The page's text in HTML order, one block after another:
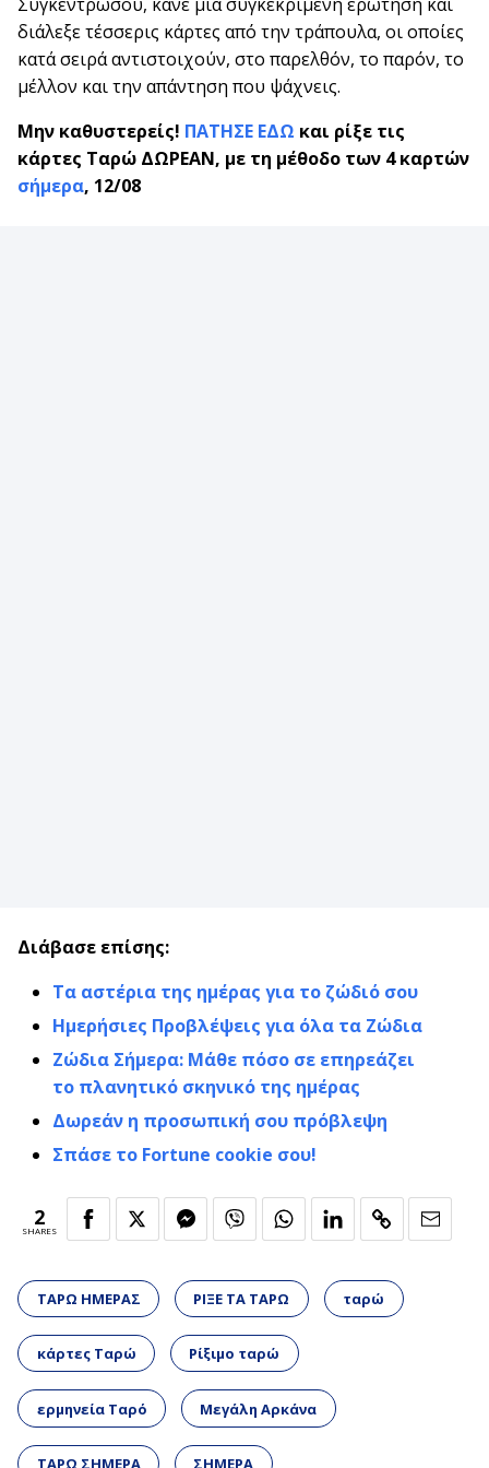
διάλεξε τέσσερις κάρτες από την τράπουλα, οι οποίες
κατά σειρά αντιστοιχούν, στο παρελθόν, το παρόν, το
μέλλον και την απάντηση που ψάχνεις.
Μην καθυστερείς! ΠΑΤΗΣΕ ΕΔΩ και ρίξε τις
κάρτες Ταρώ ΔΩΡΕΑΝ, με τη μέθοδο των 4 καρτών
σήμερα, 12/08
Διάβασε επίσης:
Τα αστέρια της ημέρας για το ζώδιό σου
Ημερήσιες Προβλέψεις για όλα τα Ζώδια
Ζώδια Σήμερα: Μάθε πόσο σε επηρεάζει
το πλανητικό σκηνικό της ημέρας
Δωρεάν η προσωπική σου πρόβλεψη
Σπάσε το Fortune cookie σου!
2
SHARES
ΤΑΡΩ ΗΜΕΡΑΣ ΡΙΞΕ ΤΑ ΤΑΡΩ ταρώ
κάρτες Ταρώ Ρίξιμο ταρώ
ερμηνεία Ταρό Μεγάλη Αρκάνα
ΤΑΡΩ ΣΗΜΕΡΑ ΣΗΜΕΡΑ